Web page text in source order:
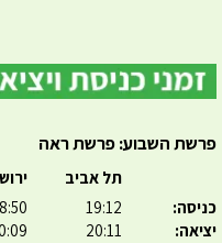
פרשת השבוע: פרשת ראה
כניסה:
יציאה:
תל אביב
19:12
20:11